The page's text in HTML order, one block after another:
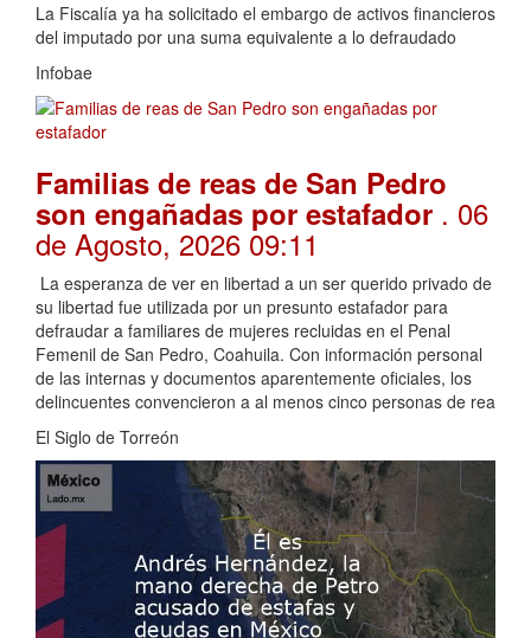
La Fiscalía ya ha solicitado el embargo de activos financieros
del imputado por una suma equivalente a lo defraudado
Infobae
Familias de reas de San Pedro
son engañadas por estafador . 06
de Agosto, 2026 09:11
La esperanza de ver en libertad a un ser querido privado de
su libertad fue utilizada por un presunto estafador para
defraudar a familiares de mujeres recluidas en el Penal
Femenil de San Pedro, Coahuila. Con información personal
de las internas y documentos aparentemente oficiales, los
delincuentes convencieron a al menos cinco personas de rea
El Siglo de Torreón